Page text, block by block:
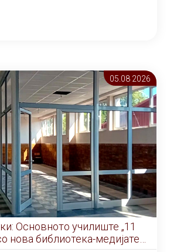
05.08 2026
Основното училиште „11
нова библиотека-медијатека